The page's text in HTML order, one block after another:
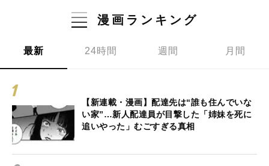
漫画ランキング
最新 24時間 週間 月間
【新連載・漫画】配達先は“誰も住んでいな
い家”…新人配達員が目撃した「姉妹を死に
追いやった」むごすぎる真相